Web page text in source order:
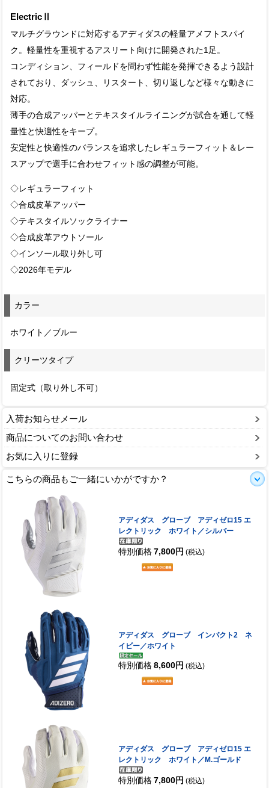
ElectricⅡ
マルチグラウンドに対応するアディダスの軽量アメフトスパイ
ク。軽量性を重視するアスリート向けに開発された1足。
コンディション、フィールドを問わず性能を発揮できるよう設計
されており、ダッシュ、リスタート、切り返しなど様々な動きに
対応。
薄手の合成アッパーとテキスタイルライニングが試合を通して軽
量性と快適性をキープ。
安定性と快適性のバランスを追求したレギュラーフィット＆レー
スアップで選手に合わせフィット感の調整が可能。
◇レギュラーフィット
◇合成皮革アッパー
◇テキスタイルソックライナー
◇合成皮革アウトソール
◇インソール取り外し可
◇2026年モデル
カラー
ホワイト／ブルー
クリーツタイプ
固定式（取り外し不可）
入荷お知らせメール
商品についてのお問い合わせ
お気に入りに登録
こちらの商品もご一緒にいかがですか？
アディダス グローブ アディゼロ15 エ
レクトリック ホワイト／シルバー
特別価格 7,800円 (税込)
アディダス グローブ インパクト2 ネ
イビー／ホワイト
特別価格 8,600円 (税込)
アディダス グローブ アディゼロ15 エ
レクトリック ホワイト／M.ゴールド
特別価格 7,800円 (税込)